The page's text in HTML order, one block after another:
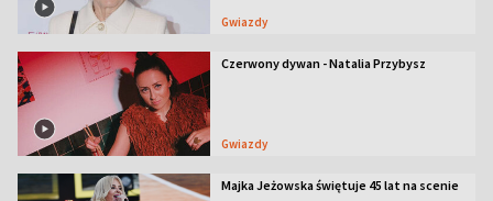
Gwiazdy
Czerwony dywan - Natalia Przybysz
Gwiazdy
Majka Jeżowska świętuje 45 lat na scenie